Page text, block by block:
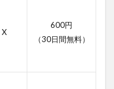
X
600円
（30日間無料）